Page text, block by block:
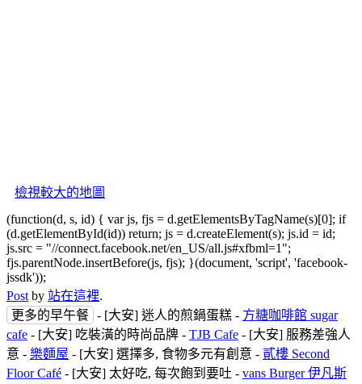
檢視較大的地圖
(function(d, s, id) { var js, fjs = d.getElementsByTagName(s)[0]; if
(d.getElementById(id)) return; js = d.createElement(s); js.id = id;
js.src = "//connect.facebook.net/en_US/all.js#xfbml=1";
fjs.parentNode.insertBefore(js, fjs); }(document, 'script', 'facebook-
jssdk'));
Post by 站在這裡.
更多的早午餐 - [大安] 迷人的煎鍋蛋糕 - 方糖咖啡館 sugar
cafe - [大安] 吃裝潢的時尚品牌 - TJB Cafe - [大安] 服務差強人
意 - 樂麵屋 - [大安] 選擇多, 食物多元有創意 - 貳樓 Second
Floor Café - [大安] 太好吃, 每次飽到要吐 - vans Burger 伊凡斯